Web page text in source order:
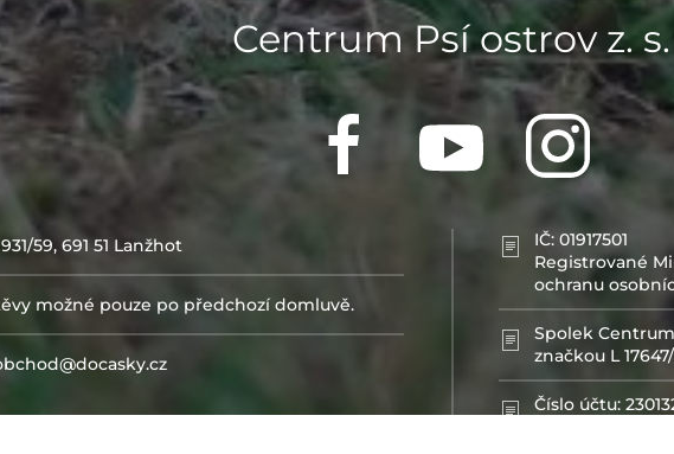
Centrum Psí ostrov z. s.
59, 691 51 Lanžhot
možné pouze po předchozí domluvě.
IČ: 01917501
Registrované
ochranu
Spolek
značkou L
Číslo účtu: